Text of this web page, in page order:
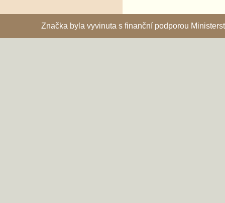
Značka byla vyvinuta s finanční podporou